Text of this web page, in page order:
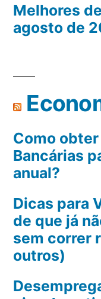
Melhores
agosto de
Como
Bancárias
anual?
Dicas para
de que já
sem correr
outros)